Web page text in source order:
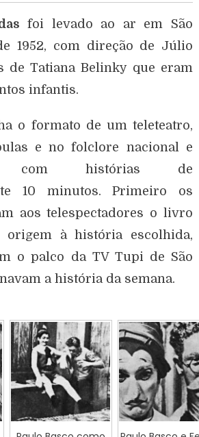
foi levado ao ar em São
1952, com direção de Júlio
de Tatiana Belinky que eram
infantis.
o formato de um teleteatro,
e no folclore nacional e
com histórias de
10 minutos. Primeiro os
aos telespectadores o livro
origem à história escolhida,
o palco da TV Tupi de São
a história da semana.